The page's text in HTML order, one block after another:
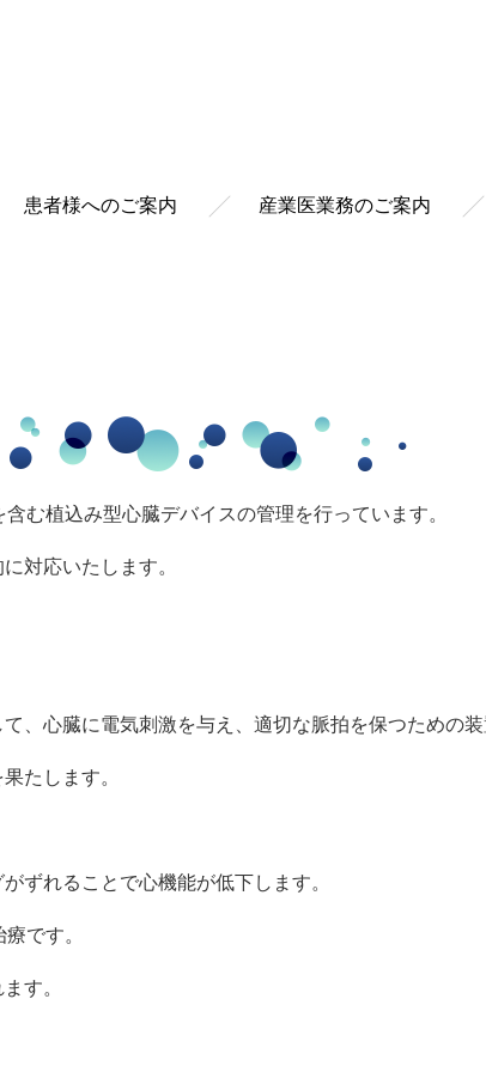
患者様へのご案内 産業医業務のご案内
む植込み型心臓デバイスの管理を行っています。
対応いたします。
、心臓に電気刺激を与え、適切な脈拍を保つための
たします。
ずれることで心機能が低下します。
です。
す。